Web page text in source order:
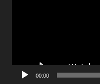
00:00